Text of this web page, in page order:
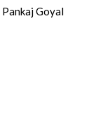
Pankaj Goyal